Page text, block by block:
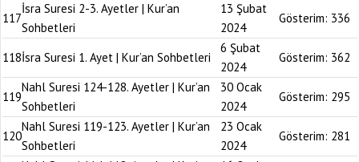
117
İsra Suresi 2-3. Ayetler | Kur’an
Sohbetleri
13 Şubat
2024
Gösterim: 336
118İsra Suresi 1. Ayet | Kur’an Sohbetleri
6 Şubat
2024
Gösterim: 362
119
Nahl Suresi 124-128. Ayetler | Kur’an
Sohbetleri
30 Ocak
2024
Gösterim: 295
120
Nahl Suresi 119-123. Ayetler | Kur’an
Sohbetleri
23 Ocak
2024
Gösterim: 281